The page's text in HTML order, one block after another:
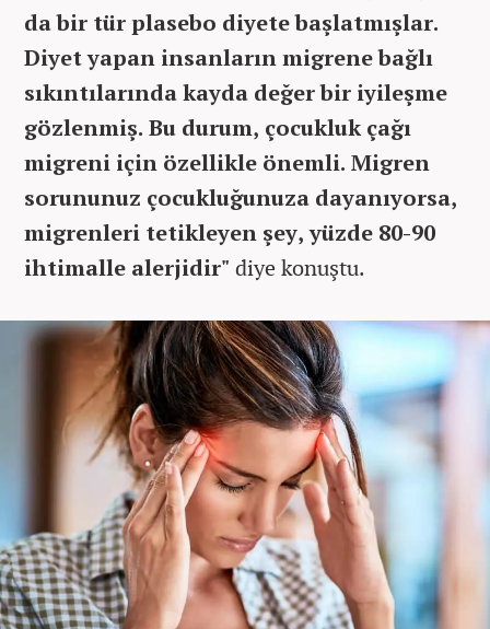
da bir tür plasebo diyete başlatmışlar.
Diyet yapan insanların migrene bağlı
sıkıntılarında kayda değer bir iyileşme
gözlenmiş. Bu durum, çocukluk çağı
migreni için özellikle önemli. Migren
sorununuz çocukluğunuza dayanıyorsa,
migrenleri tetikleyen şey, yüzde 80-90
ihtimalle alerjidir" diye konuştu.